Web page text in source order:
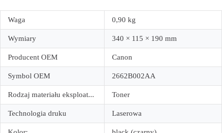
Waga 0,90 kg
Wymiary 340 × 115 × 190 mm
Producent OEM Canon
Symbol OEM 2662B002AA
Rodzaj materiału eksploat... Toner
Technologia druku Laserowa